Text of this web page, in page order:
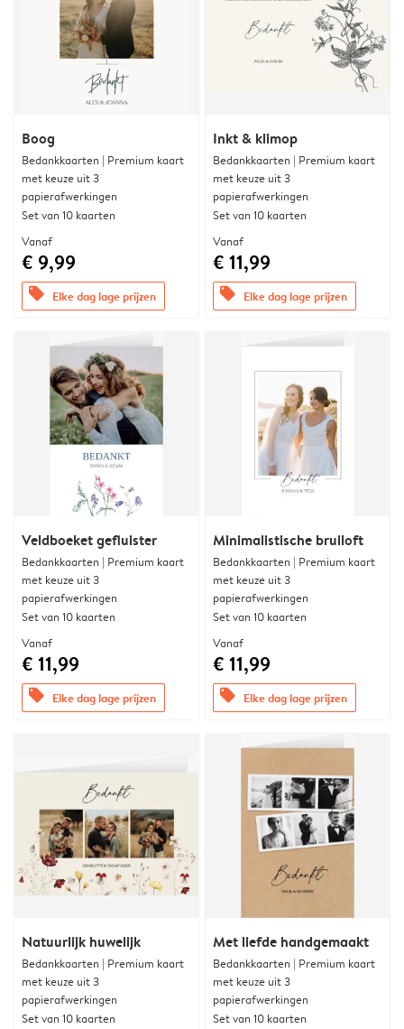
Boog
Bedankkaarten | Premium kaart
met keuze uit 3
papierafwerkingen
Set van 10 kaarten
Vanaf
€ 9,99
offers Elke dag lage prijzen
Inkt & klimop
Bedankkaarten | Premium kaart
met keuze uit 3
papierafwerkingen
Set van 10 kaarten
Vanaf
€ 11,99
offers Elke dag lage prijzen
Veldboeket gefluister
Bedankkaarten | Premium kaart
met keuze uit 3
papierafwerkingen
Set van 10 kaarten
Vanaf
€ 11,99
offers Elke dag lage prijzen
Minimalistische bruiloft
Bedankkaarten | Premium kaart
met keuze uit 3
papierafwerkingen
Set van 10 kaarten
Vanaf
€ 11,99
offers Elke dag lage prijzen
Natuurlijk huwelijk
Bedankkaarten | Premium kaart
met keuze uit 3
papierafwerkingen
Set van 10 kaarten
Met liefde handgemaakt
Bedankkaarten | Premium kaart
met keuze uit 3
papierafwerkingen
Set van 10 kaarten